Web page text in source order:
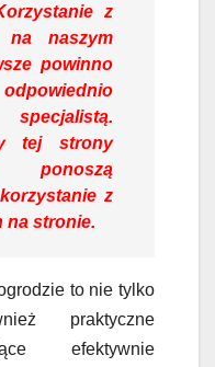
z
na naszym
powinno
tej strony
ponoszą
z
na stronie.
to nie tylko
praktyczne
efektywnie